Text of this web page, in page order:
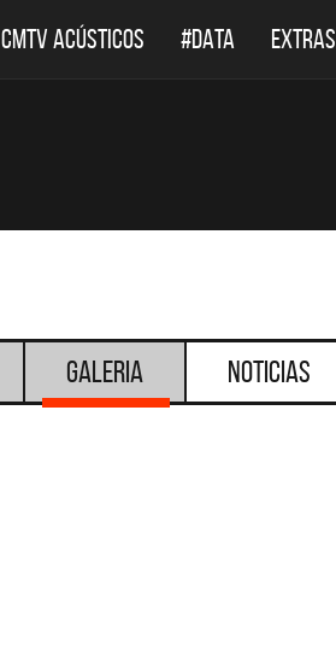
CMTV ACÚSTICOS #DATA EXTRAS
Galeria Noticias